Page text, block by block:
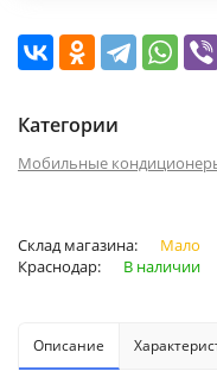
Категории
Мобильные
Склад магазина:
Мало
Краснодар:
В наличии
Описание